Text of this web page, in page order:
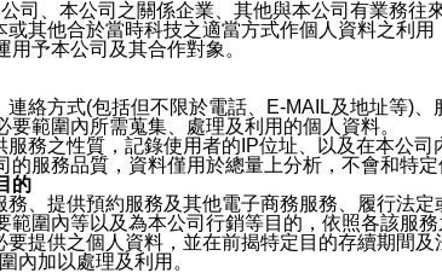
司、本公司之關係企業、其他與本公司有業務往
其他合於當時科技之適當方式作個人資料之利
予本公司及其合作對象。
絡方式(包括但不限於電話、E-MAIL及地址等)
範圍內所需蒐集、處理及利用的個人資料。
務之性質，記錄使用者的IP位址、以及在本公
服務品質，資料僅用於總量上分析，不會和特定
的
、提供預約服務及其他電子商務服務、履行法
圍內等以及為本公司行銷等目的，依照各該服
提供之個人資料，並在前揭特定目的存續期間
內加以處理及利用。